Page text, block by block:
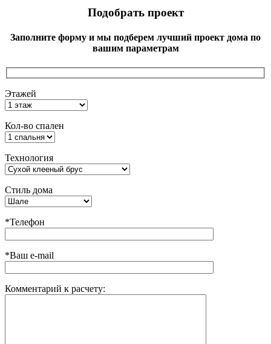
Подобрать проект
Заполните форму и мы подберем лучший проект дома по
вашим параметрам
Этажей
Кол-во спален
Технология
Стиль дома
*Телефон
*Ваш e-mail
Комментарий к расчету: